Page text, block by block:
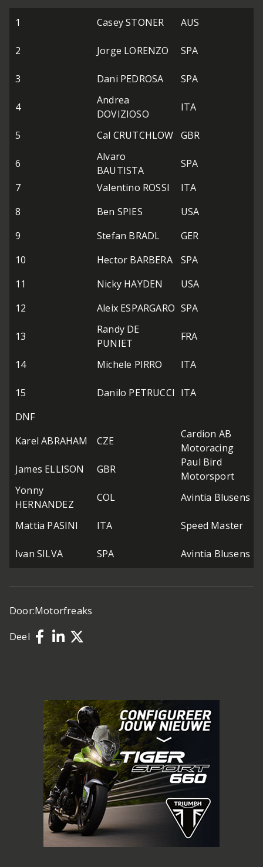
1 Casey STONER AUS
2
Jorge LORENZO SPA
3
Dani PEDROSA SPA
4
Andrea
DOVIZIOSO
ITA
5
Cal CRUTCHLOW GBR
6
Alvaro
BAUTISTA
SPA
7
Valentino ROSSI ITA
8
Ben SPIES USA
9
Stefan BRADL GER
10
Hector BARBERA SPA
11
Nicky HAYDEN USA
12
Aleix ESPARGARO SPA
13
Randy DE
PUNIET
FRA
14
Michele PIRRO ITA
15
Danilo PETRUCCI ITA
DNF
Karel ABRAHAM
CZE
Cardion AB
Motoracing
James ELLISON GBR
Paul Bird
Motorsport
Yonny
HERNANDEZ
COL Avintia Blusens
Mattia PASINI ITA Speed Master
Ivan SILVA SPA Avintia Blusens
Door:Motorfreaks
Deel